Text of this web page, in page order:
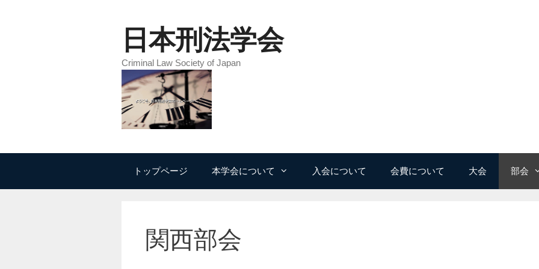
日本刑法学会
Criminal Law Society of Japan
トップページ 本学会について 入会について 会費について 大会 部会
関西部会